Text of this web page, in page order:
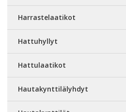
Harrastelaatikot
Hattuhyllyt
Hattulaatikot
Hautakynttilälyhdyt